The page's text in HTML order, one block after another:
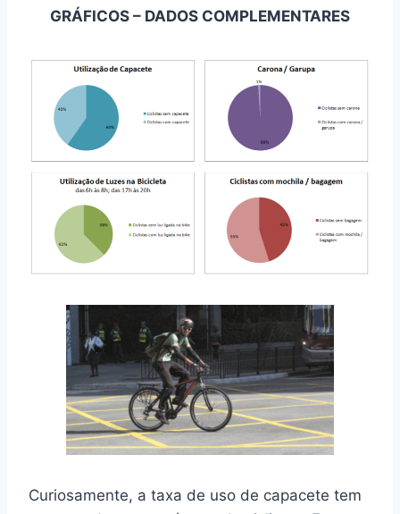
GRÁFICOS – DADOS COMPLEMENTARES
Curiosamente, a taxa de uso de capacete tem